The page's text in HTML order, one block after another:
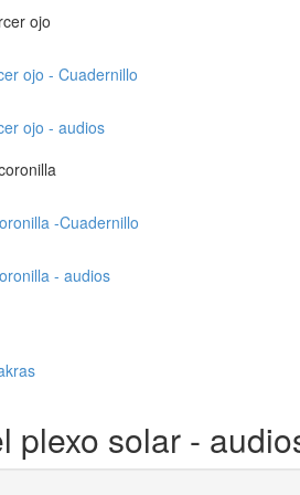
ojo
ojo - Cuadernillo
ojo - audios
-Cuadernillo
- audios
plexo solar -